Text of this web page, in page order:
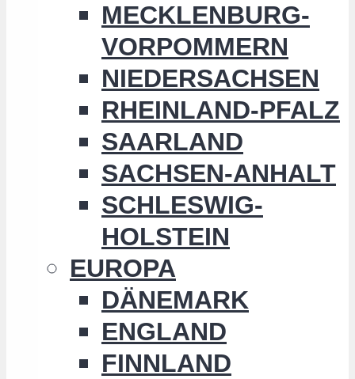
MECKLENBURG-
VORPOMMERN
NIEDERSACHSEN
RHEINLAND-PFALZ
SAARLAND
SACHSEN-ANHALT
SCHLESWIG-
HOLSTEIN
EUROPA
DÄNEMARK
ENGLAND
FINNLAND